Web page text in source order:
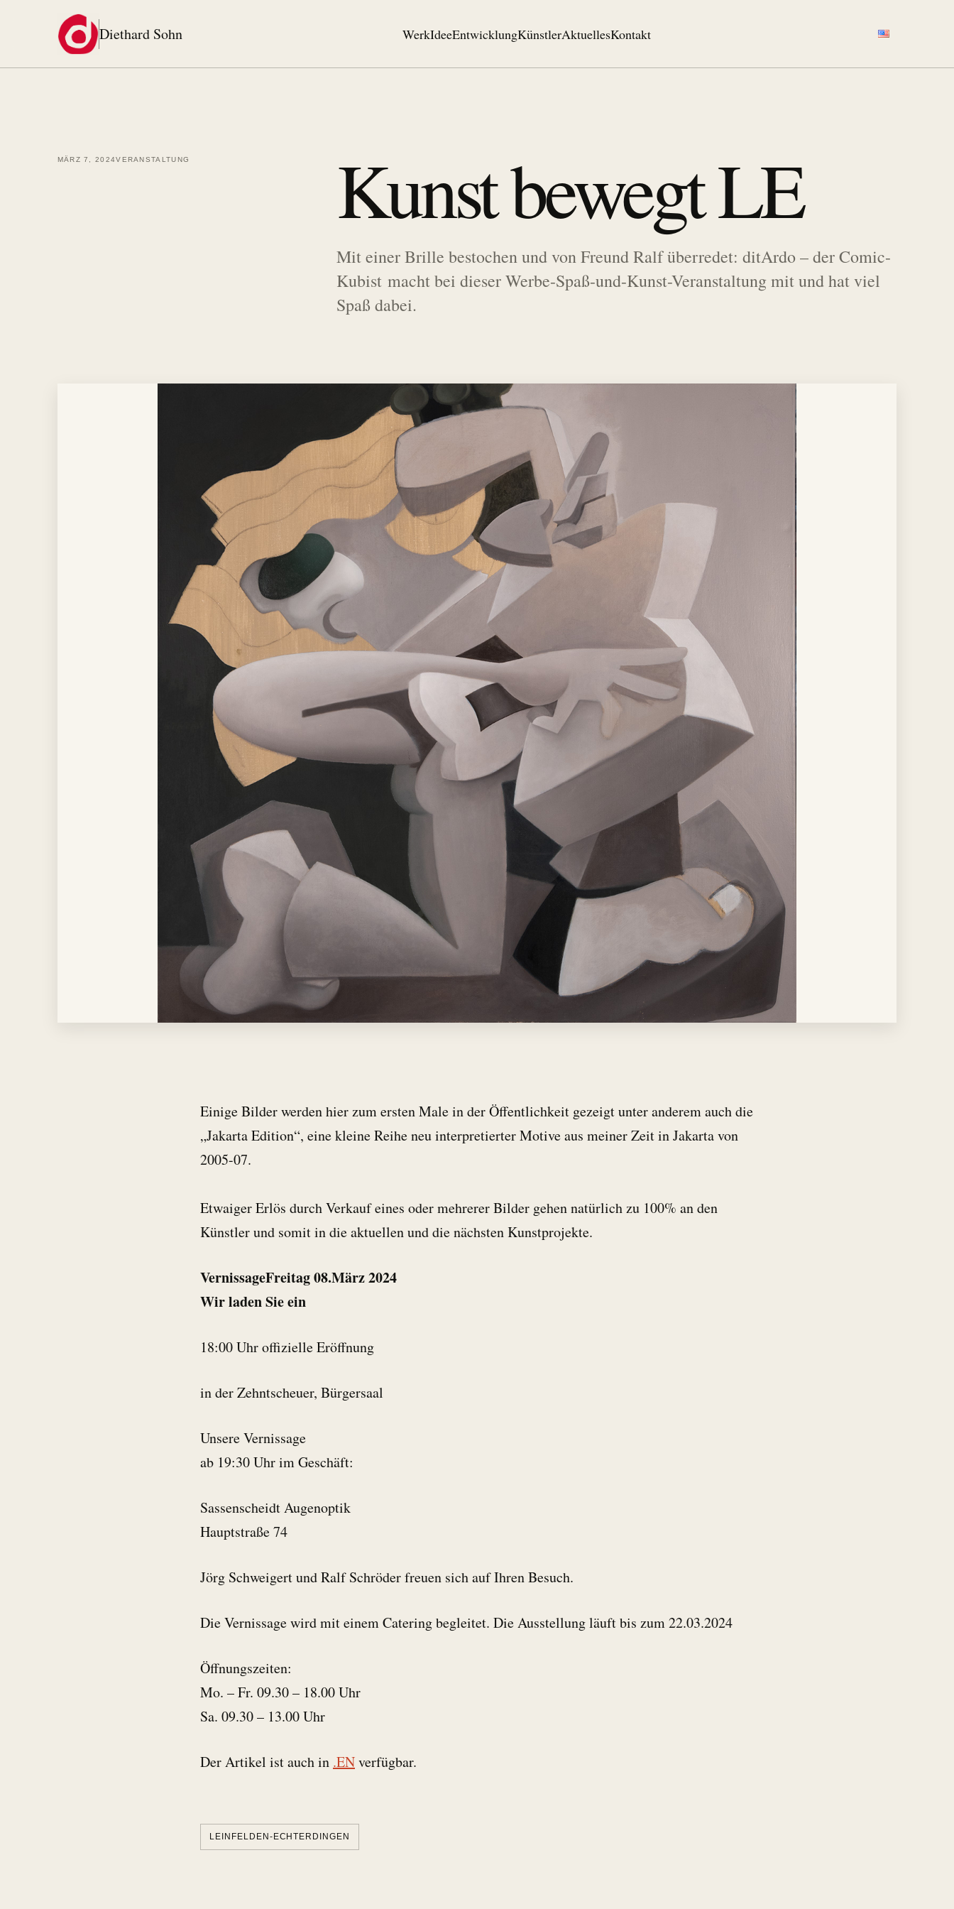
Diethard Sohn WerkIdeeEntwicklungKünstlerAktuellesKontakt
MÄRZ 7, 2024VERANSTALTUNG Kunst bewegt LE
Mit einer Brille bestochen und von Freund Ralf überredet: ditArdo – der Comic-
Kubist macht bei dieser Werbe-Spaß-und-Kunst-Veranstaltung mit und hat viel
Spaß dabei.
Einige Bilder werden hier zum ersten Male in der Öffentlichkeit gezeigt unter anderem auch die
„Jakarta Edition“, eine kleine Reihe neu interpretierter Motive aus meiner Zeit in Jakarta von
2005-07.
Etwaiger Erlös durch Verkauf eines oder mehrerer Bilder gehen natürlich zu 100% an den
Künstler und somit in die aktuellen und die nächsten Kunstprojekte.
VernissageFreitag 08.März 2024
Wir laden Sie ein
18:00 Uhr offizielle Eröffnung
in der Zehntscheuer, Bürgersaal
Unsere Vernissage
ab 19:30 Uhr im Geschäft:
Sassenscheidt Augenoptik
Hauptstraße 74
Jörg Schweigert und Ralf Schröder freuen sich auf Ihren Besuch.
Die Vernissage wird mit einem Catering begleitet. Die Ausstellung läuft bis zum 22.03.2024
Öffnungszeiten:
Mo. – Fr. 09.30 – 18.00 Uhr
Sa. 09.30 – 13.00 Uhr
Der Artikel ist auch in .ENverfügbar.
LEINFELDEN-ECHTERDINGEN